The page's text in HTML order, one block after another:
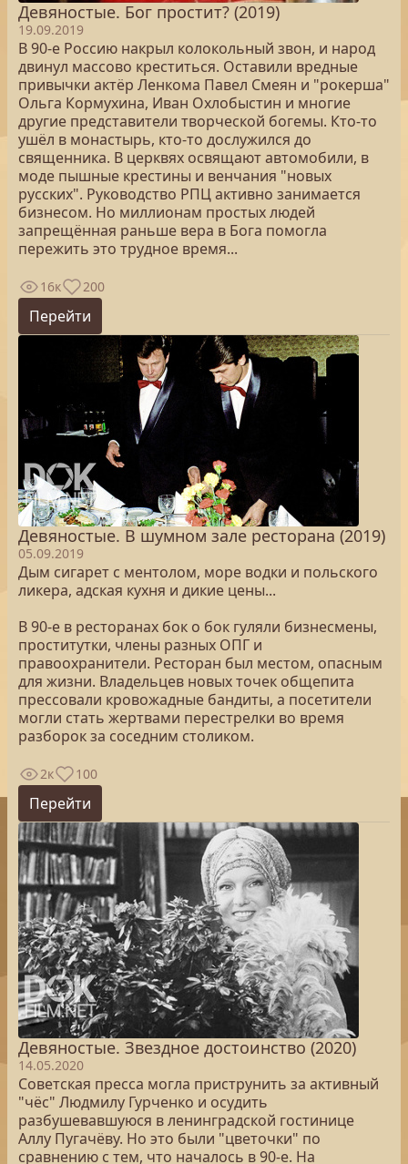
Девяностые. Бог простит? (2019)
19.09.2019
В 90-е Россию накрыл колокольный звон, и народ
двинул массово креститься. Оставили вредные
привычки актёр Ленкома Павел Смеян и "рокерша"
Ольга Кормухина, Иван Охлобыстин и многие
другие представители творческой богемы. Кто-то
ушёл в монастырь, кто-то дослужился до
священника. В церквях освящают автомобили, в
моде пышные крестины и венчания "новых
русских". Руководство РПЦ активно занимается
бизнесом. Но миллионам простых людей
запрещённая раньше вера в Бога помогла
пережить это трудное время...
16к 200
Перейти
Девяностые. В шумном зале ресторана (2019)
05.09.2019
Дым сигарет с ментолом, море водки и польского
ликера, адская кухня и дикие цены...
В 90-е в ресторанах бок о бок гуляли бизнесмены,
проститутки, члены разных ОПГ и
правоохранители. Ресторан был местом, опасным
для жизни. Владельцев новых точек общепита
прессовали кровожадные бандиты, а посетители
могли стать жертвами перестрелки во время
разборок за соседним столиком.
2к 100
Перейти
Девяностые. Звездное достоинство (2020)
14.05.2020
Советская пресса могла приструнить за активный
"чёс" Людмилу Гурченко и осудить
разбушевавшуюся в ленинградской гостинице
Аллу Пугачёву. Но это были "цветочки" по
сравнению с тем, что началось в 90-е. На